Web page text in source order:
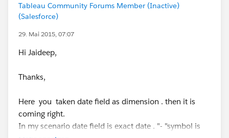
Tableau Community Forums Member (Inactive)
(Salesforce)
29. Mai 2015, 07:07
Hi Jaideep,
Thanks,
Here you taken date field as dimension . then it is
coming right.
In my scenario date field is exact date . "- "symbol is